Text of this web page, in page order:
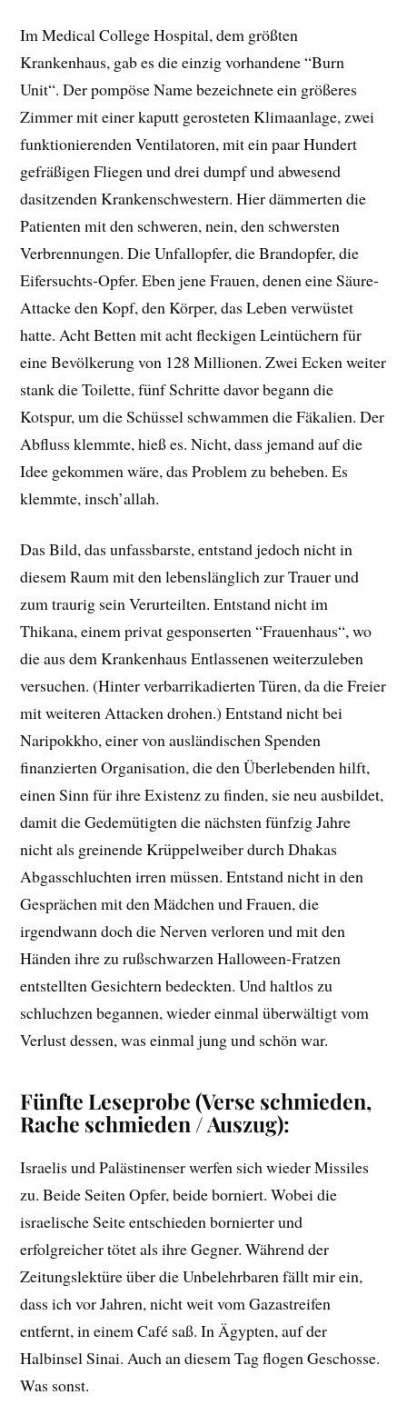
Im Medical College Hospital, dem größten
Krankenhaus, gab es die einzig vorhandene “Burn
Unit“. Der pompöse Name bezeichnete ein größeres
Zimmer mit einer kaputt gerosteten Klimaanlage, zwei
funktionierenden Ventilatoren, mit ein paar Hundert
gefräßigen Fliegen und drei dumpf und abwesend
dasitzenden Krankenschwestern. Hier dämmerten die
Patienten mit den schweren, nein, den schwersten
Verbrennungen. Die Unfallopfer, die Brandopfer, die
Eifersuchts-Opfer. Eben jene Frauen, denen eine Säure-
Attacke den Kopf, den Körper, das Leben verwüstet
hatte. Acht Betten mit acht fleckigen Leintüchern für
eine Bevölkerung von 128 Millionen. Zwei Ecken weiter
stank die Toilette, fünf Schritte davor begann die
Kotspur, um die Schüssel schwammen die Fäkalien. Der
Abfluss klemmte, hieß es. Nicht, dass jemand auf die
Idee gekommen wäre, das Problem zu beheben. Es
klemmte, insch’allah.
Das Bild, das unfassbarste, entstand jedoch nicht in
diesem Raum mit den lebenslänglich zur Trauer und
zum traurig sein Verurteilten. Entstand nicht im
Thikana, einem privat gesponserten “Frauenhaus“, wo
die aus dem Krankenhaus Entlassenen weiterzuleben
versuchen. (Hinter verbarrikadierten Türen, da die Freier
mit weiteren Attacken drohen.) Entstand nicht bei
Naripokkho, einer von ausländischen Spenden
finanzierten Organisation, die den Überlebenden hilft,
einen Sinn für ihre Existenz zu finden, sie neu ausbildet,
damit die Gedemütigten die nächsten fünfzig Jahre
nicht als greinende Krüppelweiber durch Dhakas
Abgasschluchten irren müssen. Entstand nicht in den
Gesprächen mit den Mädchen und Frauen, die
irgendwann doch die Nerven verloren und mit den
Händen ihre zu rußschwarzen Halloween-Fratzen
entstellten Gesichtern bedeckten. Und haltlos zu
schluchzen begannen, wieder einmal überwältigt vom
Verlust dessen, was einmal jung und schön war.
Fünfte Leseprobe (Verse schmieden,
Rache schmieden / Auszug):
Israelis und Palästinenser werfen sich wieder Missiles
zu. Beide Seiten Opfer, beide borniert. Wobei die
israelische Seite entschieden bornierter und
erfolgreicher tötet als ihre Gegner. Während der
Zeitungslektüre über die Unbelehrbaren fällt mir ein,
dass ich vor Jahren, nicht weit vom Gazastreifen
entfernt, in einem Café saß. In Ägypten, auf der
Halbinsel Sinai. Auch an diesem Tag flogen Geschosse.
Was sonst.